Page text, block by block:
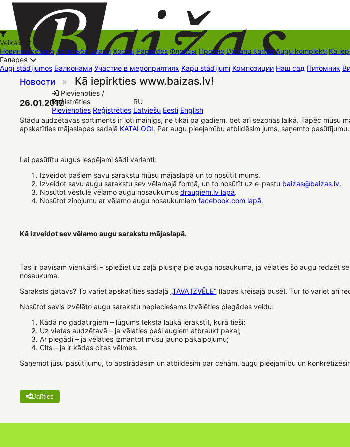
+37126545879 baizas@baizas.lv
Pievienoties /
Reģistrēties
Pievienoties Reģistrēties
RU
Latviešu Eesti English
Veikals
Новинки сезона Астильба Злаки Хосты Papardes Флоксы Прочие Dāvanu kartes Augu komplekti Kā
Галерея
Augi stādījumos Балконами Участие в мероприятиях Kapu stādījumi Композиции Наш сад Питомник
Новости » Kā iepirkties www.baizas.lv!
26.01.2017
Stādu audzētavas sortiments ir ļoti mainīgs, ne tikai pa gadiem, bet arī sezonas laikā. Tāpēc mūsu
apskatīties mājaslapas sadaļā KATALOGI. Par augu pieejamību atbildēsim jums, saņemto pasūtījumu.
Lai pasūtītu augus iespējami šādi varianti:
Izveidot pašiem savu sarakstu mūsu mājaslapā un to nosūtīt mums.
Izveidot savu augu sarakstu sev vēlamajā formā, un to nosūtīt uz e-pastu baizas@baizas.lv.
Nosūtot vēstulē vēlamo augu nosaukumus draugiem.lv lapā.
Nosūtot ziņojumu ar vēlamo augu nosaukumiem facebook.com lapā.
Kā izveidot sev vēlamo augu sarakstu mājaslapā.
Tas ir pavisam vienkārši – spiežiet uz zaļā plusiņa pie auga nosaukuma, ja vēlaties šo augu redzēt
nosaukuma.
Saraksts gatavs? To variet apskatīties sadaļā „TAVA IZVĒLE” (lapas kreisajā pusē). Tur to variet arī
Nosūtot sevis izvēlēto augu sarakstu nepieciešams izvēlēties piegādes veidu:
Kādā no gadatirgiem – lūgums teksta laukā ierakstīt, kurā tieši;
Uz vietas audzētavā – ja vēlaties paši augiem atbraukt pakaļ;
Ar piegādi – ja vēlaties izmantot mūsu jauno pakalpojumu;
Cits – ja ir kādas citas vēlmes.
Saņemot jūsu pasūtījumu, to apstrādāsim un atbildēsim par cenām, augu pieejamību un
Dalīties